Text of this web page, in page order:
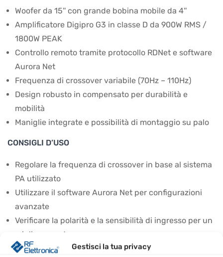
Gestisci la tua privacy
Woofer da 15'' con grande bobina mobile da 4''
Amplificatore Digipro G3 in classe D da 900W RMS /
1800W PEAK
Controllo remoto tramite protocollo RDNet e software
Aurora Net
Frequenza di crossover variabile (70Hz – 110Hz)
Design robusto in compensato per durabilità e
mobilità
Maniglie integrate e possibilità di montaggio su palo
CONSIGLI D’USO
Regolare la frequenza di crossover in base al sistema
PA utilizzato
Utilizzare il software Aurora Net per configurazioni
avanzate
Verificare la polarità e la sensibilità di ingresso per un
miglior sound
Considerare i controlli delay per ottimizzare la